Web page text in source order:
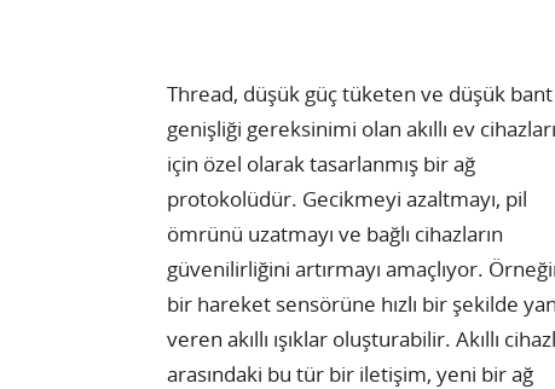
Thread, düşük güç tüketen ve düşük bant
genişliği gereksinimi olan akıllı ev cihazları
için özel olarak tasarlanmış bir ağ
protokolüdür. Gecikmeyi azaltmayı, pil
ömrünü uzatmayı ve bağlı cihazların
güvenilirliğini artırmayı amaçlıyor.
bir hareket sensörüne hızlı bir şekilde
veren akıllı ışıklar oluşturabilir. Akıllı
arasındaki bu tür bir iletişim, yeni bir ağ